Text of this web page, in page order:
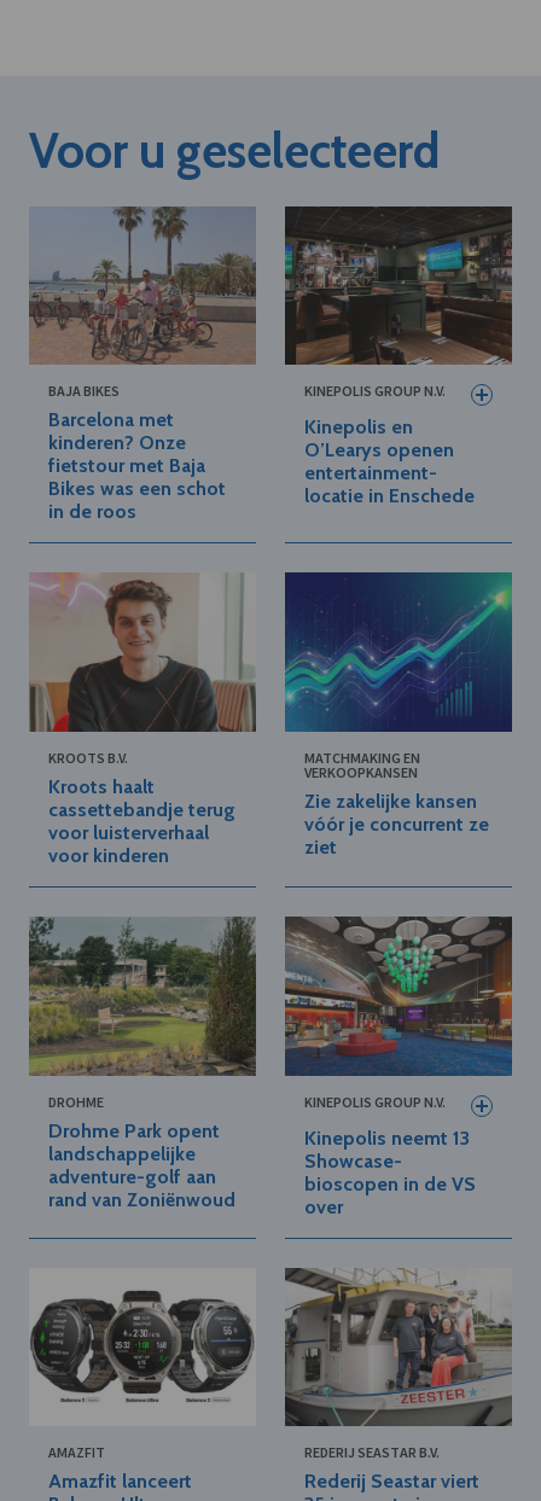
Voor u geselecteerd
BAJA BIKES
Barcelona met
kinderen? Onze
fietstour met Baja
Bikes was een schot
in de roos
KINEPOLIS GROUP N.V.
Kinepolis en
O’Learys openen
entertainment-
locatie in Enschede
KROOTS B.V.
Kroots haalt
cassettebandje terug
voor luisterverhaal
voor kinderen
MATCHMAKING EN
VERKOOPKANSEN
Zie zakelijke kansen
vóór je concurrent ze
ziet
DROHME
Drohme Park opent
landschappelijke
adventure-golf aan
rand van Zoniënwoud
KINEPOLIS GROUP N.V.
Kinepolis neemt 13
Showcase-
bioscopen in de VS
over
AMAZFIT
Amazfit lanceert
REDERIJ SEASTAR B.V.
Rederij Seastar viert